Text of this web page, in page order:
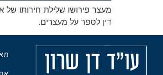
מעצר פירושו שלילת חירותו
דין לספר על מעצרים.